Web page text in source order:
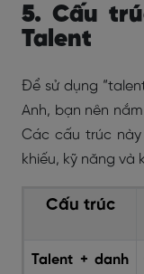
5. Cấu
Talent
Để sử dụng
Anh, bạn nên
Các cấu trúc
khiếu, kỹ năng và
Cấu trúc
Talent + danh